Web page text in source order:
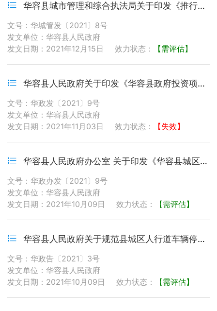
华容县城市管理和综合执法局关于印发《推行城市管理领域市场轻微违法行为包容审慎监管实施意见》的通知
文号：华城管发〔2021〕8号
发文单位：华容县人民政府
发文日期：2021年12月15日
效力状态： 【需评估】
华容县人民政府关于印发《华容县政府投资项目管理办法》的通知
文号：华政发〔2021〕9号
发文单位：华容县人民政府
发文日期：2021年11月03日
效力状态： 【失效】
华容县人民政府办公室 关于印发《华容县城区停车管理办法》的通知
文号：华政办发〔2021〕9号
发文单位：华容县人民政府
发文日期：2021年10月09日
效力状态： 【需评估】
华容县人民政府关于规范县城区人行道车辆停放管理的通告
文号：华政告〔2021〕3号
发文单位：华容县人民政府
发文日期：2021年10月09日
效力状态： 【需评估】